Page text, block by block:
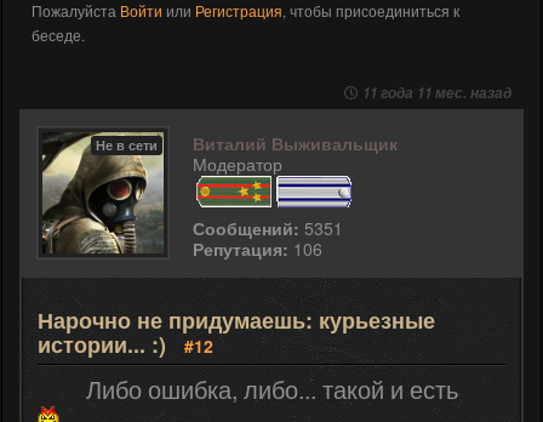
Пожалуйста Войти или Регистрация, чтобы присоединиться к
беседе.
11 года 11 мес. назад
Не в сети
Виталий Выживальщик
Модератор
Сообщений: 5351
Репутация: 106
Нарочно не придумаешь: курьезные
истории... :) #12
Либо ошибка, либо... такой и есть